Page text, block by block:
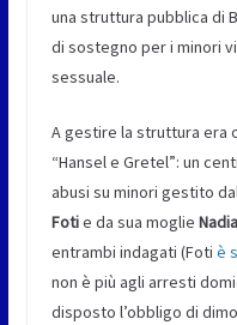
una struttura pubblica di
di sostegno per i minori
sessuale.
A gestire la struttura era
“Hansel e Gretel”: un
abusi su minori gestito
Fotie da sua moglie
entrambi indagati (Foti è
non è più agli arresti
disposto l’obbligo di